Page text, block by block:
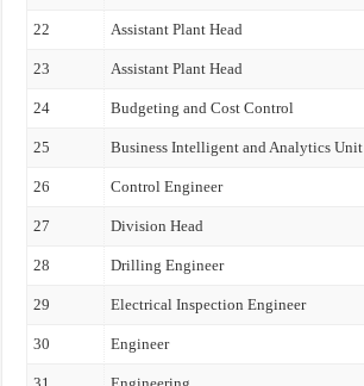
22 Assistant Plant Head
23 Assistant Plant Head
24 Budgeting and Cost Control
25 Business Intelligent and Analytics Unit
26 Control Engineer
27 Division Head
28 Drilling Engineer
29 Electrical Inspection Engineer
30 Engineer